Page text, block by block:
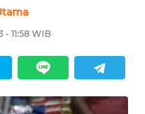
- 11:58 WIB